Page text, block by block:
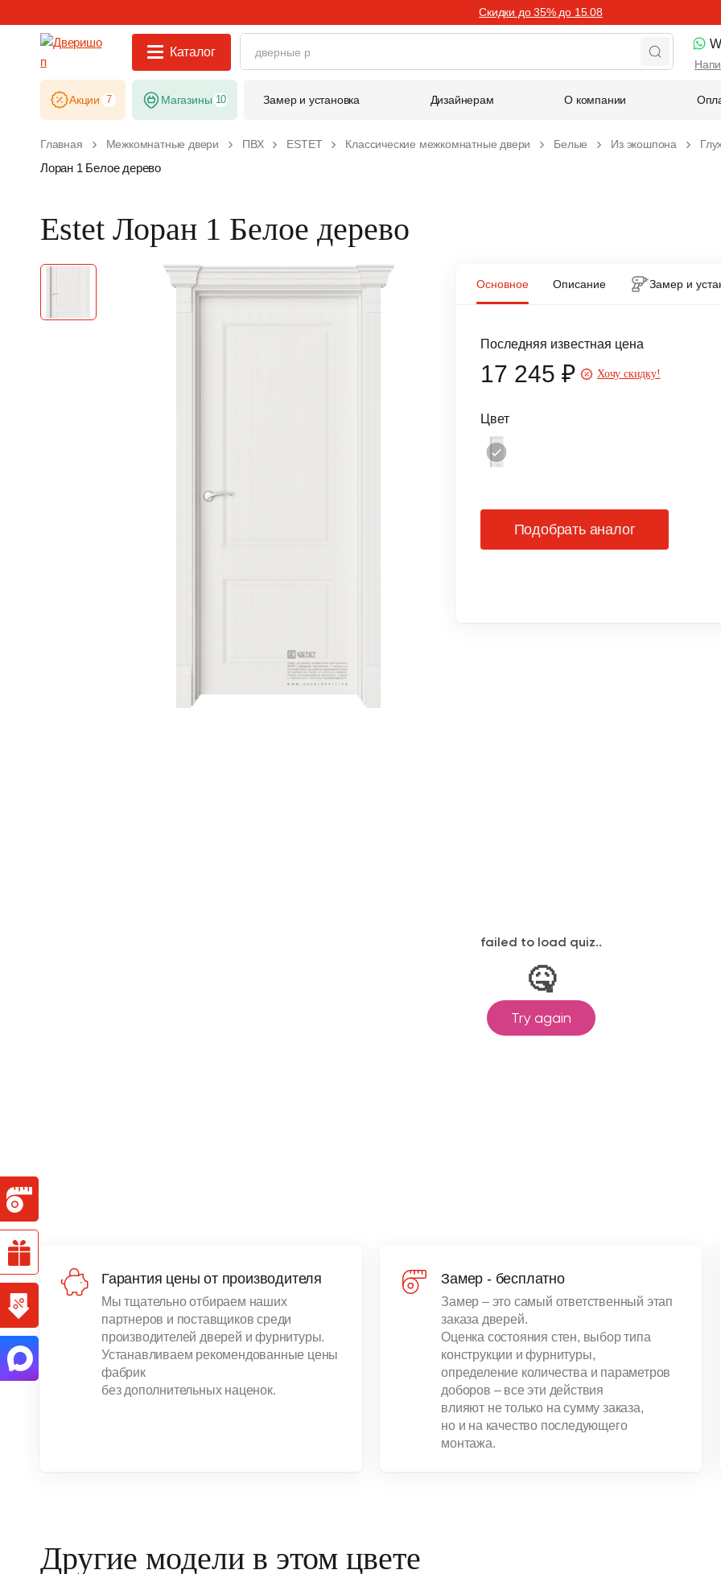
Скидки до 35% до 15.08
Каталог
Акции 7 Магазины 10 Замер и установка Дизайнерам О компании
Главная Межкомнатные двери ПВХ ESTET Классические межкомнатные двери Белые Из экошпона
Лоран 1 Белое дерево
Estet Лоран 1 Белое дерево
Основное Описание Замер и
Цвет
Последняя известная цена
17 245 ₽ Хочу скидку!
Подобрать аналог
Гарантия цены от производителя
Мы тщательно отбираем наших
партнеров и поставщиков среди
производителей дверей и фурнитуры.
Устанавливаем рекомендованные цены
фабрик
без дополнительных наценок.
Замер - бесплатно
Замер – это самый ответственный этап
заказа дверей.
Оценка состояния стен, выбор типа
конструкции и фурнитуры,
определение количества и параметров
доборов – все эти действия
влияют не только на сумму заказа,
но и на качество последующего
монтажа.
Другие модели в этом цвете